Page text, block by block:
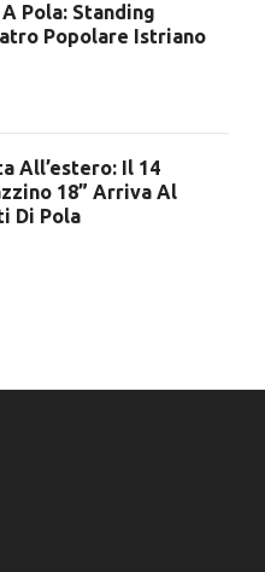
Pola: Standing
Popolare Istriano
All’estero: Il 14
18” Arriva Al
Di Pola